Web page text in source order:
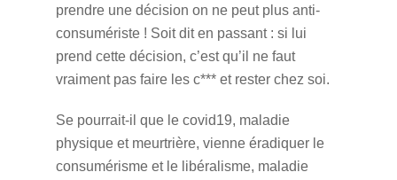
prendre une décision on ne peut plus anti-
consumériste ! Soit dit en passant : si lui
prend cette décision, c’est qu’il ne faut
vraiment pas faire les c*** et rester chez soi.
Se pourrait-il que le covid19, maladie
physique et meurtrière, vienne éradiquer le
consumérisme et le libéralisme, maladie